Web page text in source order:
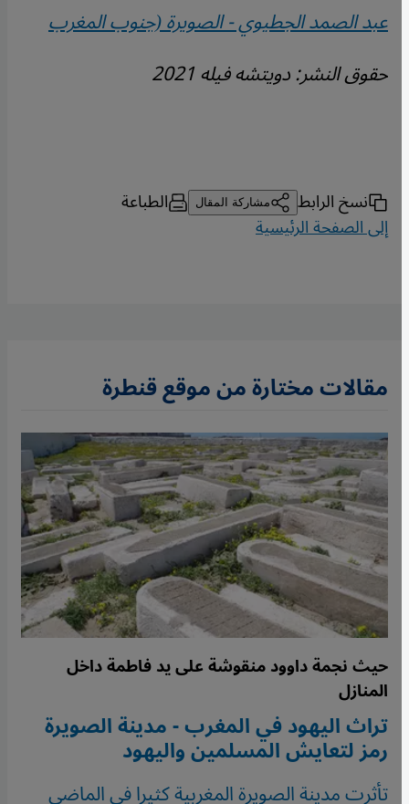
عبد الصمد الجطيوي - الصويرة (جنوب المغرب
حقوق النشر: دويتشه فيله 2021
نسخ الرابط مشاركة المقال الطباعة
إلى الصفحة الرئيسية
مقالات مختارة من موقع قنطرة
حيث نجمة داوود منقوشة على يد فاطمة داخل
المنازل
تراث اليهود في المغرب - مدينة الصويرة
رمز لتعايش المسلمين واليهود
تأثرت مدينة الصويرة المغربية كثيرا في الماضي